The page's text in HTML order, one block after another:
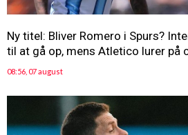
Ny titel: Bliver Romero i Spurs?
til at gå op, mens Atletico lurer på
08:56, 07 august